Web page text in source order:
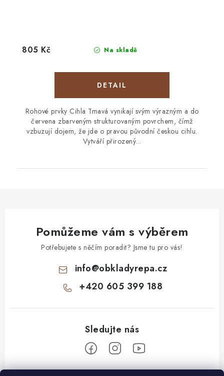
Na skladě
805 Kč
Rohové prvky Cihla Tmavá vynikají svým výrazným a do
červena zbarveným strukturovaným povrchem, čímž
vzbuzují dojem, že jde o pravou původní českou cihlu.
Vytváří přirozený...
Pomůžeme vám s výběrem
Potřebujete s něčím poradit? Jsme tu pro vás!
info@obkladyrepa.cz
+420 605 399 188